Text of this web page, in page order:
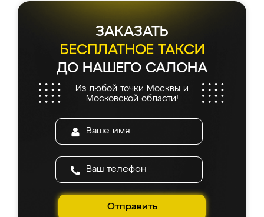
ЗАКАЗАТЬ
БЕСПЛАТНОЕ ТАКСИ
ДО НАШЕГО САЛОНА
Из любой точки Москвы и
Московской области!
Отправить